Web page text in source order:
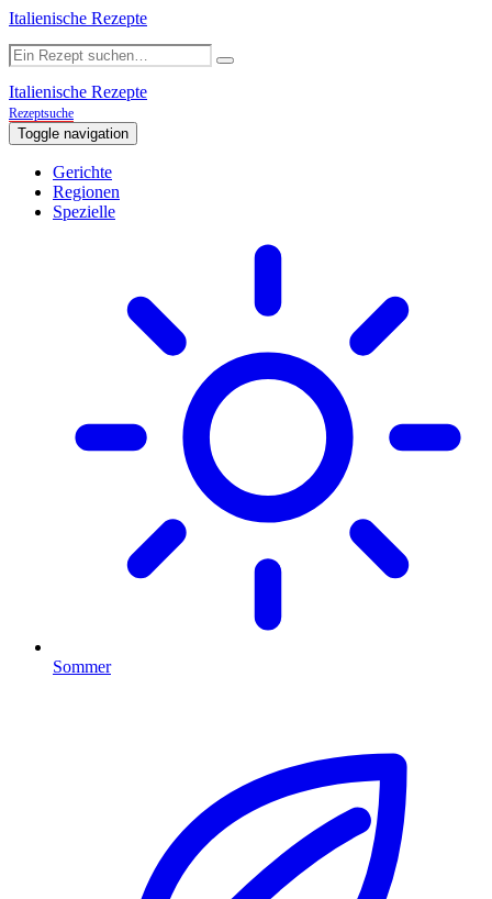
Italienische Rezepte
Italienische Rezepte
Rezeptsuche
Toggle navigation
Gerichte
Regionen
Spezielle
Sommer